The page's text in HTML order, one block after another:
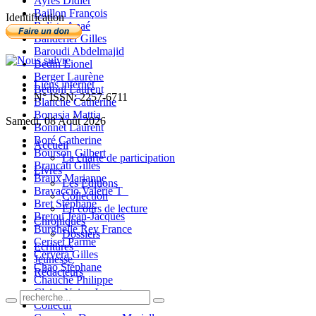
Baillon François
Balista Anaé
Banderier Gilles
Baroudi Abdelmajid
Bedin Lionel
Berger Laurène
Bettoni Laurent
Blanche Catherine
Bonasia Mattia
Bonnet Laurent
Boré Catherine
Bourson Gilbert
Brancati Gilles
Braux Marianne
Bravaccio Valérie T_
Bret Stéphane
Bretou Jean-Jacques
Burghelle Rey France
Ceriset Parme
Cervera Gilles
Chao Stéphane
Chauché Philippe
Claire-Neige Jaunet
Collectif
Identification
Liens internet
N° ISSN: 2257-6711
Samedi, 08 Août 2026
Accueil
La charte de participation
Livres
Les Editions
Collection
En cours de lecture
Chroniques
Dossiers
Ecritures
Jeunesse
Rédacteurs